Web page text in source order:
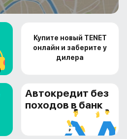
Купите новый TENET
онлайн и заберите у
дилера
Автокредит без
походов в банк